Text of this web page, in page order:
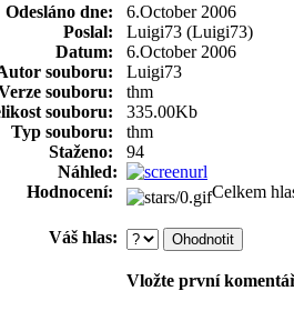
Odesláno dne:
6.October 2006
Poslal:
Luigi73 (Luigi73)
Datum:
6.October 2006
souboru:
Luigi73
souboru:
thm
souboru:
335.00Kb
Typ souboru:
thm
Staženo:
94
Náhled:
Hodnocení:
Celkem
Váš hlas:
Vložte první